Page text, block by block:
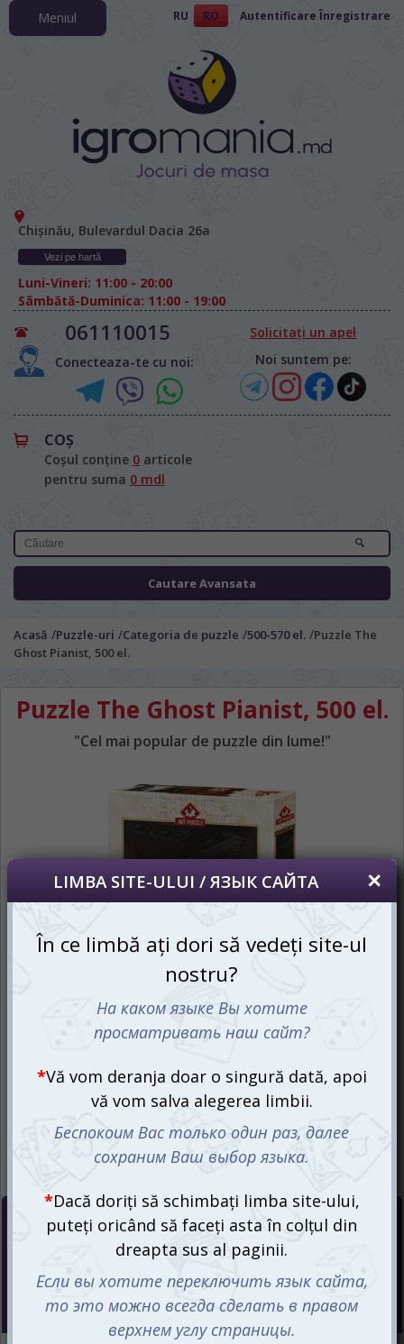
RU RO Autentificare Înregistrare
Chișinău, Bulevardul Dacia 26а
Vezi pe hartă
Luni-Vineri: 11:00 - 20:00
Sâmbătă-Duminica: 11:00 - 19:00
061110015
Conecteaza-te cu noi:
Solicitați un apel
Noi suntem pe:
COŞ
Coșul conține 0 articole
pentru suma 0 mdl
Cautare Avansata
Meniul
Acasă /Puzzle-uri /Categoria de puzzle /500-570 el. /Puzzle The
Ghost Pianist, 500 el.
Puzzle The Ghost Pianist, 500 el.
"Cel mai popular de puzzle din lume!"
Preț :
99mdl
LIMBA SITE-ULUI / ЯЗЫК САЙТА
În ce limbă ați dori să vedeți site-ul
nostru?
просматривать наш сайт?
Vă vom deranja doar o singură dată, apoi
vă vom salva alegerea limbii.
Беспокоим Вас только один раз, далее
Dacă doriți să schimbați limba site-ului,
puteți oricând să faceți asta în colțul din
Если вы хотите переключить язык сайта,
верхнем углу страницы.